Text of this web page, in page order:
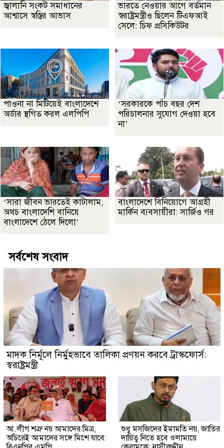
জ্বালানি সংকট সমাধানের
আশ্বাসে স্বস্তির আভাস
ভারতে নেওয়ার আগে বর্তমান
স্বরাষ্ট্রমন্ত্রীও ছিলেন টিএফআই
সেলে: চিফ প্রসিকিউটর
পাওনা না মিটিয়েই বাংলাদেশে
অর্ডার স্থগিত করল এলপিপি
‘সরকারকে পাঁচ বছর দেশ
পরিচালনার সুযোগ দেওয়া হবে
না’
‘সারা জীবন ভারতেই কাটালাম,
অথচ বাংলাদেশি বানিয়ে
বাংলাদেশে ঠেলে দিলো’
বাংলাদেশে বিনিয়োগে আগ্রহী
মার্কিন ব্যবসায়ীরা: সার্জিও গর
সর্বশেষ সংবাদ
মাদক নির্মূলে নির্মুহভাবে তালিকা প্রণয়ন করবে ট্রাস্কফোর্স:
স্বরাষ্ট্রমন্ত্রী
আ.লীগ শত্রু নয় আমাদের মিত্র,
অচিরেই আমাদের সঙ্গে মিশে যাবে:
শুধু মসজিদের ইমামতি নয়, জাতির
দায়িত্ব নিতে হবে ওলামায়ে